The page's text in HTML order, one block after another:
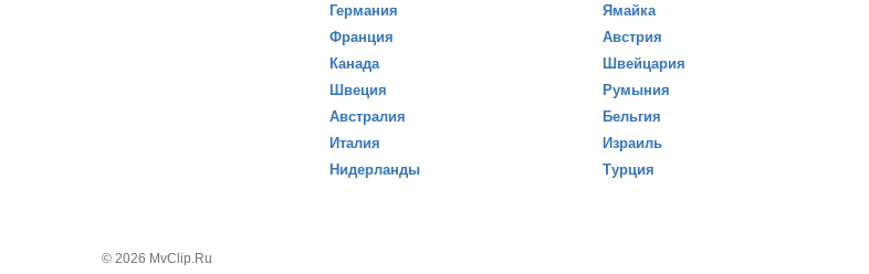
Германия
Франция
Канада
Швеция
Австралия
Италия
Нидерланды
Ямайка
Австрия
Швейцария
Румыния
Бельгия
Израиль
Турция
© 2026 MvClip.Ru